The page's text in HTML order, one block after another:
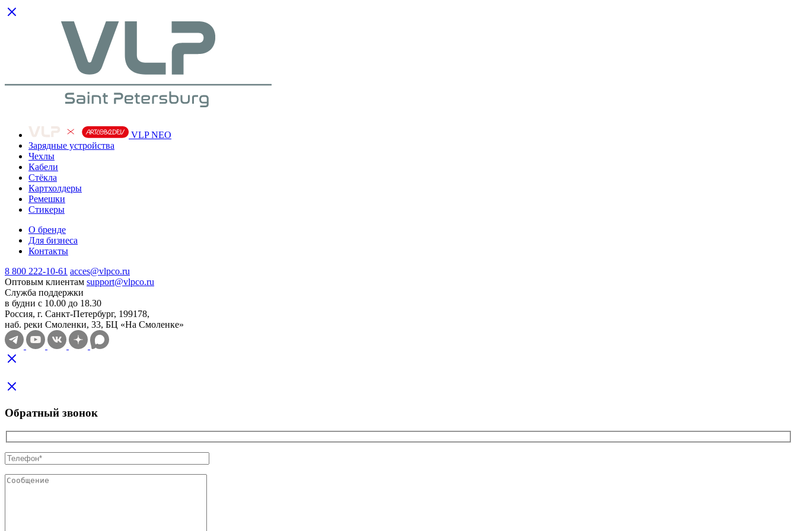
VLP NEO
Зарядные устройства
Чехлы
Кабели
Cтёкла
Картхолдеры
Ремешки
Стикеры
О бренде
Для бизнеса
Контакты
8 800 222-10-61 acces@vlpco.ru
Оптовым клиентам support@vlpco.ru
Служба поддержки
в будни с 10.00 до 18.30
Россия, г. Санкт-Петербург, 199178,
наб. реки Смоленки, 33, БЦ «На Смоленке»
Обратный звонок